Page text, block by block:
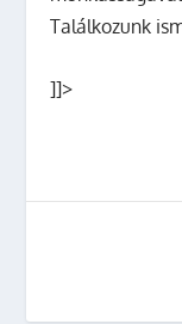
Találkozunk
]]>